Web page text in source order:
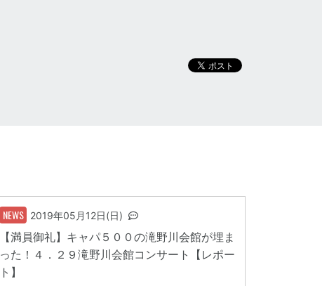
NEWS 2019年05月12日(日)
【満員御礼】キャパ５００の滝野川会館が埋ま
った！４．２９滝野川会館コンサート【レポー
ト】